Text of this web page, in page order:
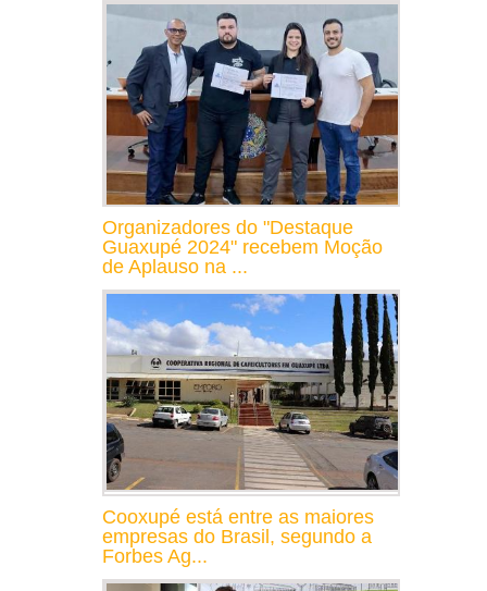
Organizadores do "Destaque
Guaxupé 2024" recebem Moção
de Aplauso na ...
Cooxupé está entre as maiores
empresas do Brasil, segundo a
Forbes Ag...